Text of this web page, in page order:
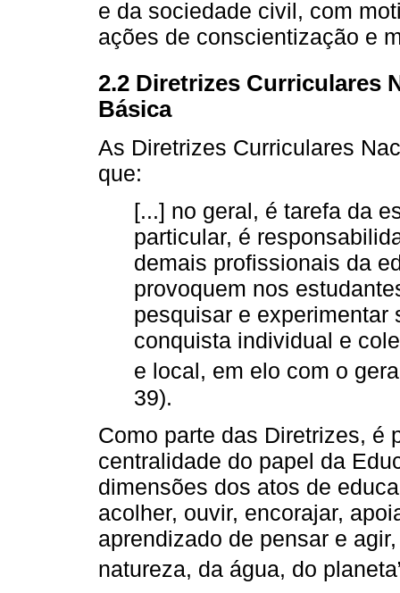
e da sociedade civil, com
ações de conscientização e
2.2 Diretrizes Curriculares
Básica
As Diretrizes Curriculares
que:
[...] no geral, é tarefa da
particular, é
demais profissionais da
provoquem nos
pesquisar e experimentar
conquista individual e
e local, em elo com o
39).
Como parte das Diretrizes, é
centralidade do papel da
dimensões dos atos de
acolher, ouvir, encorajar,
aprendizado de pensar e
natureza, da água, do